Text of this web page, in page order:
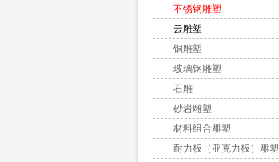
不锈钢雕塑
云雕塑
铜雕塑
玻璃钢雕塑
石雕
砂岩雕塑
材料组合雕塑
耐力板（亚克力板）雕塑